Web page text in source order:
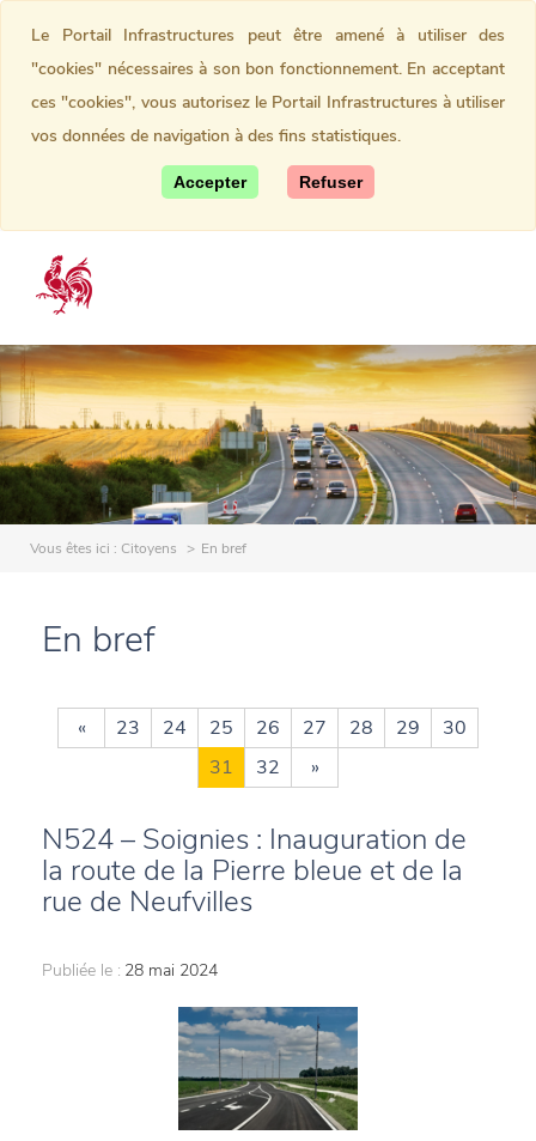
Vous êtes ici : Citoyens En bref
En bref
« 23 24 25 26 27 28 29
30
31
32 »
N524 – Soignies : Inauguration de
la route de la Pierre bleue et de la
rue de Neufvilles
Publiée le : 28 mai 2024
Le Portail Infrastructures peut être amené à utiliser des
"cookies" nécessaires à son bon fonctionnement. En acceptant
ces "cookies", vous autorisez le Portail Infrastructures à utiliser
vos données de navigation à des fins statistiques.
Accepter Refuser